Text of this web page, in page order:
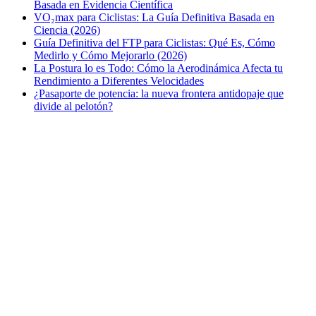
Basada en Evidencia Científica
VO₂max para Ciclistas: La Guía Definitiva Basada en
Ciencia (2026)
Guía Definitiva del FTP para Ciclistas: Qué Es, Cómo
Medirlo y Cómo Mejorarlo (2026)
La Postura lo es Todo: Cómo la Aerodinámica Afecta tu
Rendimiento a Diferentes Velocidades
¿Pasaporte de potencia: la nueva frontera antidopaje que
divide al pelotón?